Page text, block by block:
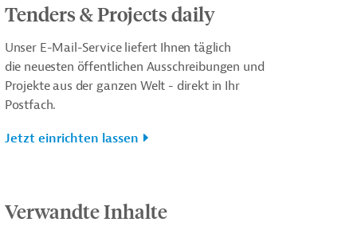
Tenders & Projects daily
Unser E-Mail-Service liefert Ihnen täglich
die neuesten öffentlichen Ausschreibungen und
Projekte aus der ganzen Welt - direkt in Ihr
Postfach.
Jetzt einrichten lassen
Verwandte Inhalte